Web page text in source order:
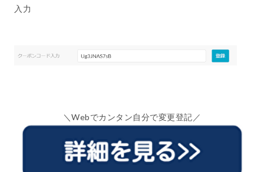
入力
＼Webでカンタン自分で変更登記／